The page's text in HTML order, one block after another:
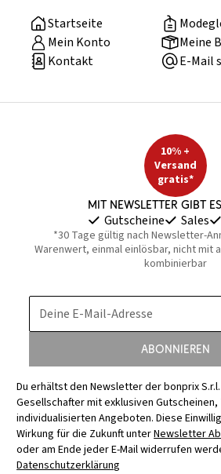
Startseite
Mein Konto
Meine
Kontakt
E-Mail
10% +
Versand
gratis*
Mit Newsletter gibt
Gutscheine Sales
*30 Tage gültig nach Newsletter-
Warenwert, einmal einlösbar, nicht mit
kombinierbar
Deine E-Mail-Adresse
Abonnieren
Du erhältst den Newsletter der bonprix
Gesellschafter mit exklusiven Gutscheinen,
individualisierten Angeboten. Diese
Wirkung für die Zukunft unterNewsletter
oder am Ende jeder E-Mail widerrufen
Datenschutzerklärung